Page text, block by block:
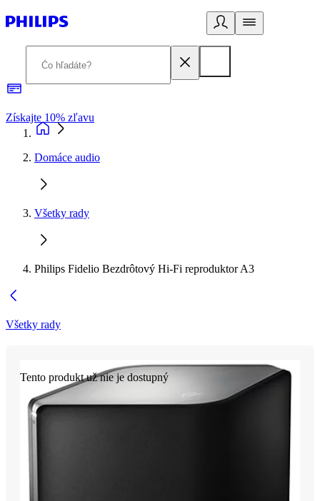
Získajte 10% zľavu
Domáce audio
Všetky rady
Philips Fidelio Bezdrôtový Hi-Fi reproduktor A3
Všetky rady
Tento produkt už nie je dostupný